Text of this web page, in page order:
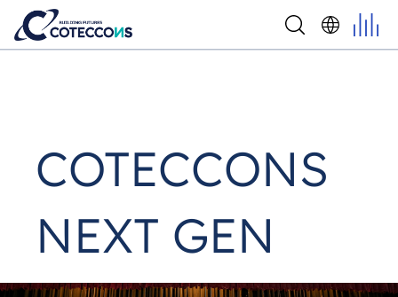
COTECCONS
NEXT GEN